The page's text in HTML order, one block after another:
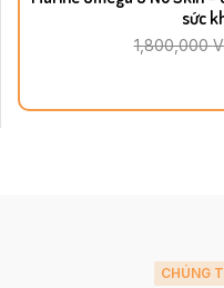
sức
1,800,000
CHÚNG